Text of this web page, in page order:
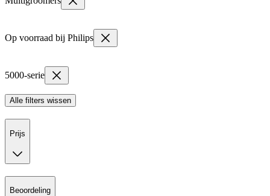
Op voorraad bij Philips
5000-serie
Alle filters wissen
Prijs
Beoordeling